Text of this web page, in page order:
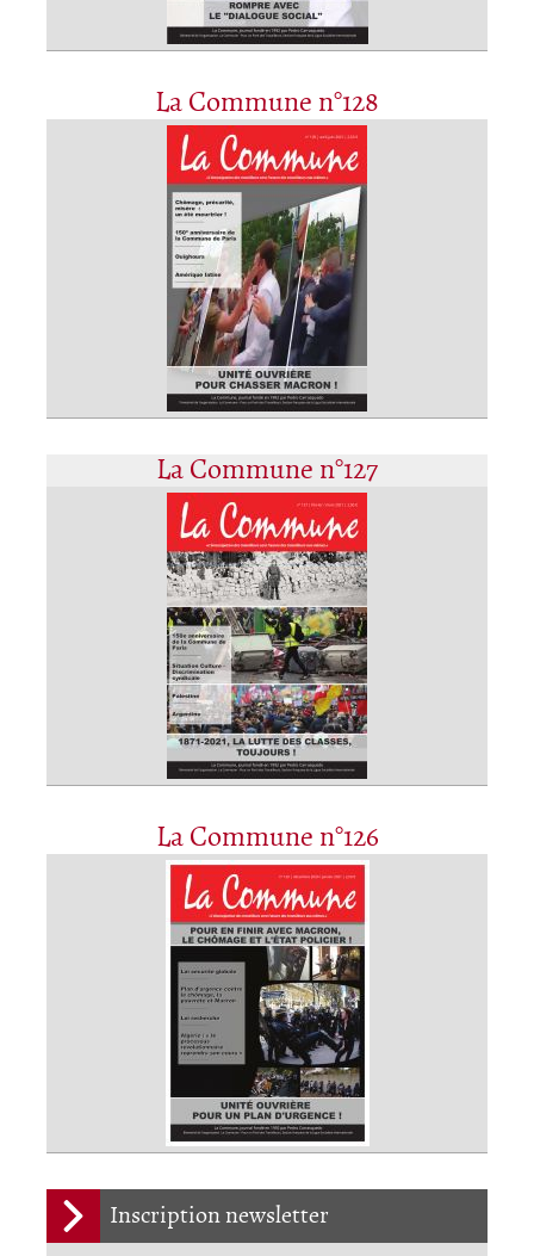
La Commune n°128
La Commune n°127
La Commune n°126
Inscription newsletter